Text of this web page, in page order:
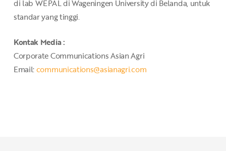
di lab WEPAL di Wageningen University di Belanda, untuk
standar yang tinggi.
Kontak Media :
Corporate Communications Asian Agri
Email:communications@asianagri.com